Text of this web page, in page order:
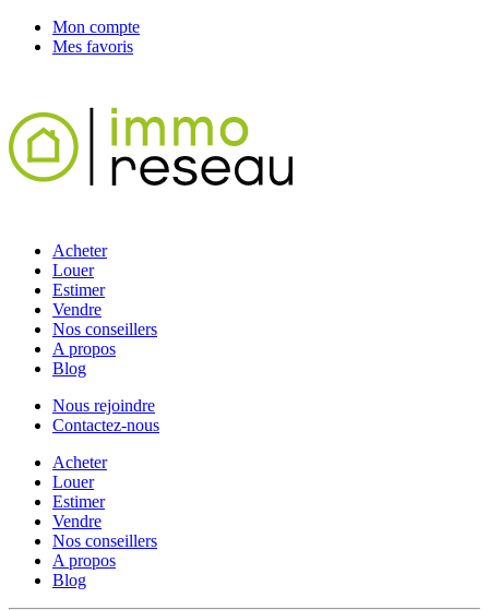
Mon compte
Mes favoris
Acheter
Louer
Estimer
Vendre
Nos conseillers
A propos
Blog
Nous rejoindre
Contactez-nous
Acheter
Louer
Estimer
Vendre
Nos conseillers
A propos
Blog